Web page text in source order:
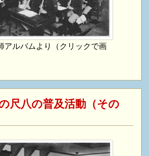
アルバムより（クリックで画
尺八の普及活動（その